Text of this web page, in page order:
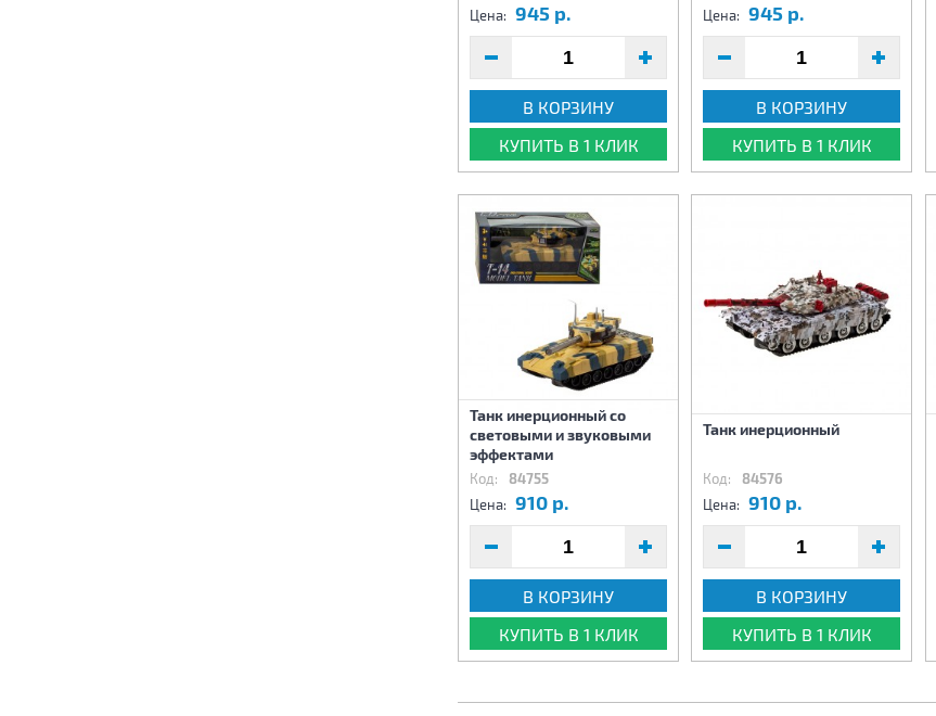
Цена: 945 р.
В КОРЗИНУ
КУПИТЬ В 1 КЛИК
Цена: 945 р.
В КОРЗИНУ
КУПИТЬ В 1 КЛИК
Танк инерционный со
световыми и звуковыми
эффектами
Код: 84755
Цена: 910 р.
В КОРЗИНУ
КУПИТЬ В 1 КЛИК
Танк инерционный
Код: 84576
Цена: 910 р.
В КОРЗИНУ
КУПИТЬ В 1 КЛИК